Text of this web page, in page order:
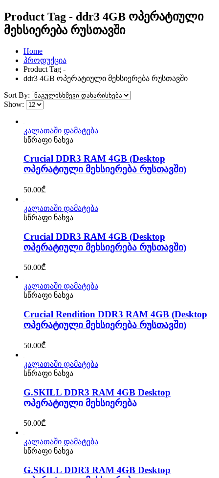
Product Tag - ddr3 4GB ოპერატიული
მეხსიერება რუსთავში
Home
პროდუქცია
Product Tag -
ddr3 4GB ოპერატიული მეხსიერება რუსთავში
Sort By:
Show:
კალათაში დამატება
სწრაფი ნახვა
Crucial DDR3 RAM 4GB (Desktop
ოპერატიული მეხსიერება რუსთავში)
50.00₾
კალათაში დამატება
სწრაფი ნახვა
Crucial DDR3 RAM 4GB (Desktop
ოპერატიული მეხსიერება რუსთავში)
50.00₾
კალათაში დამატება
სწრაფი ნახვა
Crucial Rendition DDR3 RAM 4GB (Desktop
ოპერატიული მეხსიერება რუსთავში)
50.00₾
კალათაში დამატება
სწრაფი ნახვა
G.SKILL DDR3 RAM 4GB Desktop
ოპერატიული მეხსიერება
50.00₾
კალათაში დამატება
სწრაფი ნახვა
G.SKILL DDR3 RAM 4GB Desktop